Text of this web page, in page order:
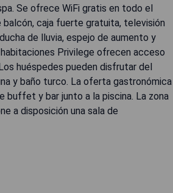
Se ofrece WiFi gratis en todo el
caja fuerte gratuita, televisión
de lluvia, espejo de aumento y
Privilege ofrecen acceso
huéspedes pueden disfrutar del
y baño turco. La oferta gastronómica
buffet y bar junto a la piscina. La zona
a disposición una sala de